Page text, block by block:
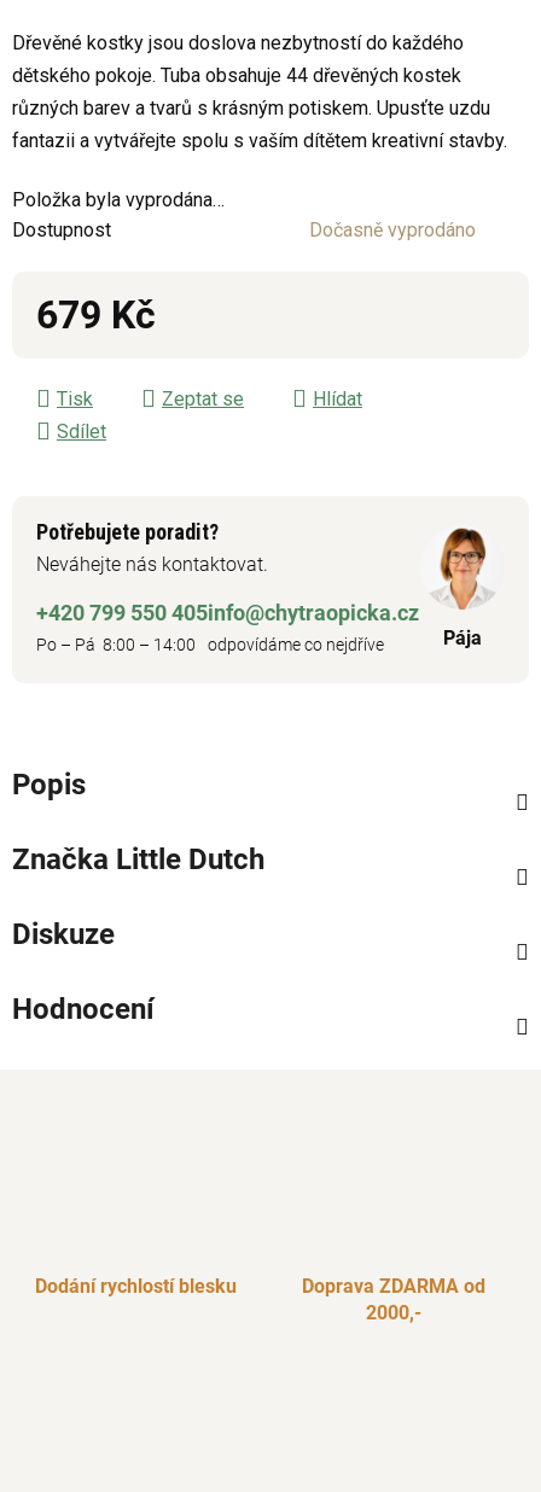
je
0,0
z
5
Dřevěné kostky jsou doslova nezbytností do každého
dětského pokoje. Tuba obsahuje 44 dřevěných kostek
různých barev a tvarů s krásným potiskem. Upusťte uzdu
fantazii a vytvářejte spolu s vaším dítětem kreativní stavby.
Položka byla vyprodána…
Dostupnost
Dočasně vyprodáno
679 Kč
Tisk Zeptat se
Hlídat
Sdílet
Potřebujete poradit?
Neváhejte nás kontaktovat.
+420 799 550 405
Po – Pá 8:00 – 14:00
info@chytraopicka.cz
odpovídáme co nejdříve Pája
Popis
Značka Little Dutch
Diskuze
Hodnocení
Dodání rychlostí blesku
Doprava ZDARMA od
2000,-